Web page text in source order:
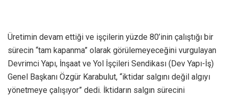
Üretimin devam ettiği ve işçilerin yüzde 80’inin çalıştığı bir
sürecin “tam kapanma” olarak görülemeyeceğini vurgulayan
Devrimci Yapı, İnşaat ve Yol İşçileri Sendikası (Dev Yapı-İş)
Genel Başkanı Özgür Karabulut, “iktidar salgını değil algıyı
yönetmeye çalışıyor” dedi. İktidarın salgın sürecini